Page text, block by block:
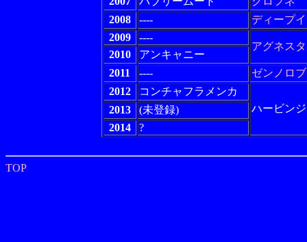
2008
----
ディープ
2009
----
アグネス
2010
アンキャニー
2011
----
ゼンノロ
2012
コンチャフラメンカ
ハービン
2013
(未登録)
2014
?
TOP